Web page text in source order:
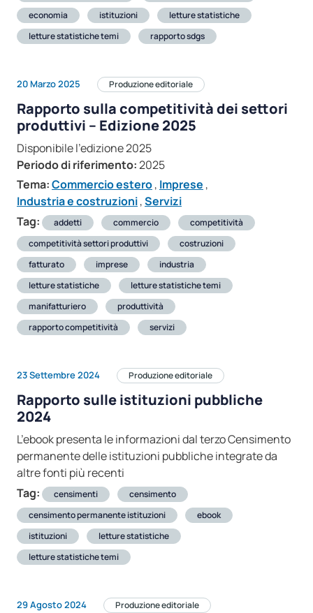
economia istituzioni
letture statistiche
letture statistiche temi
rapporto sdgs
20 Marzo 2025 Produzione editoriale
Rapporto sulla competitività dei settori
produttivi – Edizione 2025
Disponibile l'edizione 2025
Periodo di riferimento:2025
Tema:Commercio estero, Imprese ,
Industria e costruzioni,Servizi
Tag:
addetti commercio
competitività
competitività settori produttivi
costruzioni
fatturato
imprese
industria
letture statistiche
letture statistiche temi
manifatturiero
produttività
rapporto competitività
servizi
23 Settembre 2024 Produzione editoriale
Rapporto sulle istituzioni pubbliche
2024
L’ebook presenta le informazioni dal terzo Censimento
permanente delle istituzioni pubbliche integrate da
altre fonti più recenti
Tag:
censimenti
censimento
censimento permanente istituzioni
ebook
istituzioni
letture statistiche
letture statistiche temi
29 Agosto 2024 Produzione editoriale